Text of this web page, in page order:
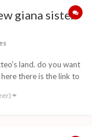
giana sister
land. do you want
there is the link to
wzcmkpuv5oug/b